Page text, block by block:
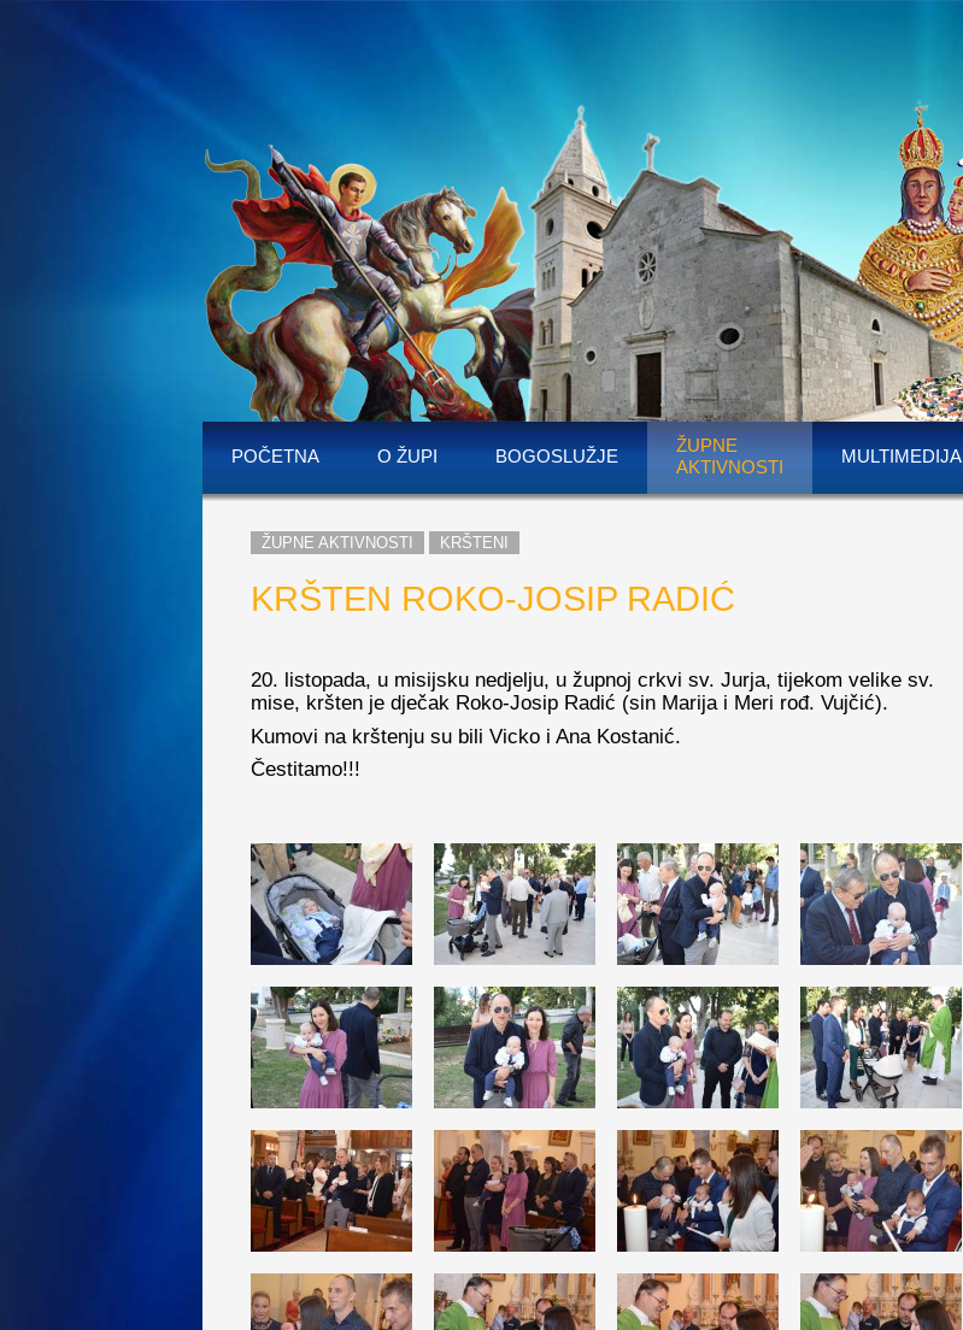
POČETNA O ŽUPI BOGOSLUŽJE
ŽUPNE
AKTIVNOSTI
MULTIMEDIJA
ŽUPNE AKTIVNOSTI KRŠTENI
KRŠTEN ROKO-JOSIP RADIĆ
20. listopada, u misijsku nedjelju, u župnoj crkvi sv. Jurja, tijekom velike sv.
mise, kršten je dječak Roko-Josip Radić (sin Marija i Meri rođ. Vujčić).
Kumovi na krštenju su bili Vicko i Ana Kostanić.
Čestitamo!!!